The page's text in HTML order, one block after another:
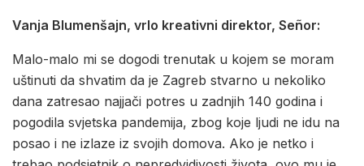
Vanja Blumenšajn, vrlo kreativni direktor, Señor:
Malo-malo mi se dogodi trenutak u kojem se moram
uštinuti da shvatim da je Zagreb stvarno u nekoliko
dana zatresao najjači potres u zadnjih 140 godina i
pogodila svjetska pandemija, zbog koje ljudi ne idu na
posao i ne izlaze iz svojih domova. Ako je netko i